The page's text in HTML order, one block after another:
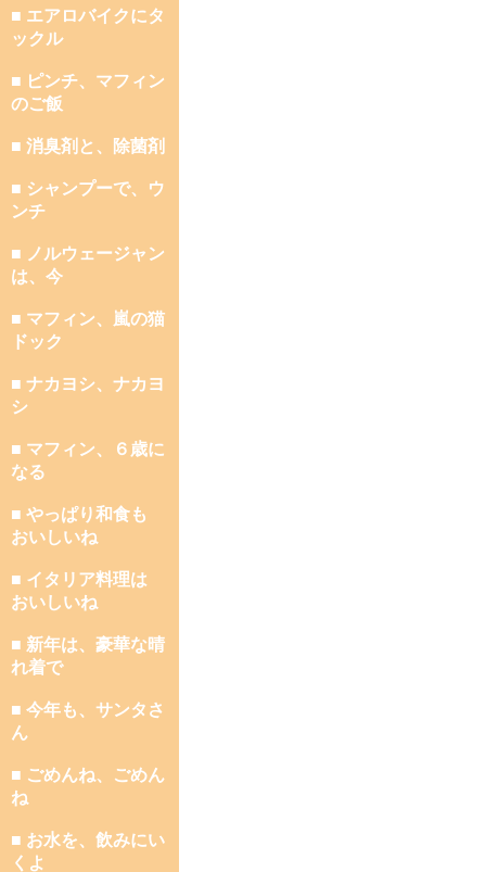
■ エアロバイクにタ
ックル
■ ピンチ、マフィン
のご飯
■ 消臭剤と、除菌剤
■ シャンプーで、ウ
ンチ
■ ノルウェージャン
は、今
■ マフィン、嵐の猫
ドック
■ ナカヨシ、ナカヨ
シ
■ マフィン、６歳に
なる
■ やっぱり和食も
おいしいね
■ イタリア料理は
おいしいね
■ 新年は、豪華な晴
れ着で
■ 今年も、サンタさ
ん
■ ごめんね、ごめん
ね
■ お水を、飲みにい
くよ